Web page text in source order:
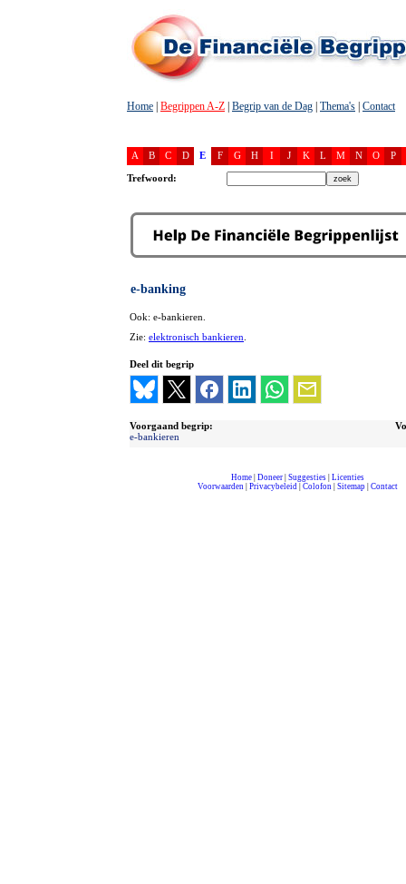
Home Begrippen A-Z Begrip van de Dag Thema's Contact
A B C D E F G H I J K L M N O P
Trefwoord:
e-banking
Ook: e-bankieren.
Zie: elektronisch bankieren
Deel dit begrip
Voorgaand begrip:
e-bankieren
Home| Doneer| Suggesties| Licenties
Voorwaarden| Privacybeleid| Colofon| Sitemap| Contact